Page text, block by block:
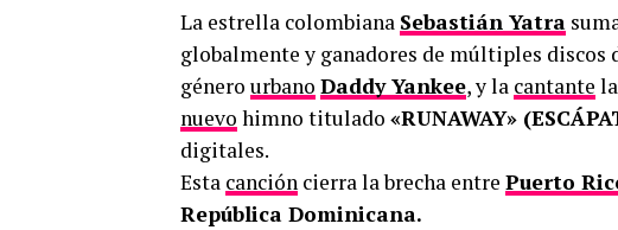
La estrella colombiana Sebastián Yatra
globalmente y ganadores de múltiples discos
género urbano Daddy Yankee, y la cantante
nuevo himno titulado «RUNAWAY»
digitales.
Esta canción cierra la brecha entre Puerto
República Dominicana.